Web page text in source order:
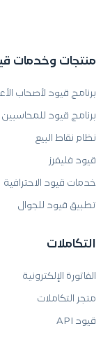
منتجات وخدمات
برنامج قيود لأصحاب
برنامج قيود للمحاسبين
نظام نقاط البيع
قيود فليفرز
خدمات قيود الاحترافية
تطبيق قيود للجوال
التكاملات
الفاتورة الإلكترونية
متجر التكاملات
قيود API